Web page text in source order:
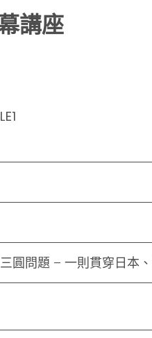
講座
圓問題 – 一則貫穿日本